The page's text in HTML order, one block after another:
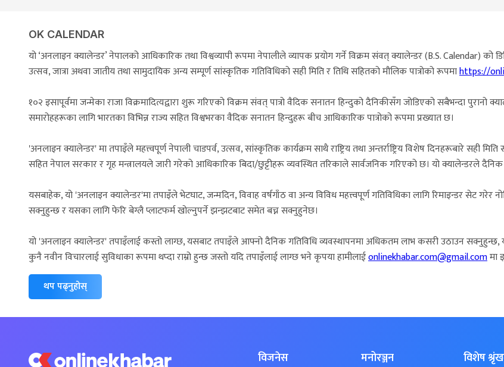
OK CALENDAR
यो ‘अनलाइन क्यालेन्डर’ नेपालको आधिकारिक तथा विश्वव्यापी रूपमा नेपालीले व्यापक प्रयोग गर्ने विक्रम संवत् क्यालेन्डर (B.S. Calendar)
उत्सव, जात्रा अथवा जातीय तथा सामुदायिक अन्य सम्पूर्ण सांस्कृतिक गतिविधिको सही मिति र तिथि सहितको मौलिक पात्रोको रूपमाhttps://
१०२ इसापूर्वमा जन्मेका राजा विक्रमादित्यद्वारा शुरू गरिएको विक्रम संवत् पात्रो वैदिक सनातन हिन्दुको दैनिकीसँग जोडिएको सबैभन्दा पुरानो
समारोहहरूका लागि भारतका विभिन्न राज्य सहित विश्वभरका वैदिक सनातन हिन्दुहरू बीच आधिकारिक पात्रोको रूपमा प्रख्यात छ।
'अनलाइन क्यालेन्डर' मा तपाइँले महत्त्वपूर्ण नेपाली चाडपर्व, उत्सव, सांस्कृतिक कार्यक्रम साथै राष्ट्रिय तथा अन्तर्राष्ट्रिय विशेष दिनहरूबारे सही
सहित नेपाल सरकार र गृह मन्त्रालयले जारी गरेको आधिकारिक बिदा/छुट्टीहरू व्यवस्थित तरिकाले सार्वजनिक गरिएको छ। यो क्यालेन्डरले दैनिक
यसबाहेक, यो 'अनलाइन क्यालेन्डर'मा तपाइँले भेटघाट, जन्मदिन, विवाह वर्षगाँठ वा अन्य विविध महत्त्वपूर्ण गतिविधिका लागि रिमाइन्डर सेट गरेर
सक्नुहुन्छ र यसका लागि फेरि बेग्लै प्लाटफर्म खोल्नुपर्ने झन्झटबाट समेत बच्न सक्नुहुनेछ।
यो 'अनलाइन क्यालेन्डर' तपाइँलाई कस्तो लाग्छ, यसबाट तपाइँले आफ्नो दैनिक गतिविधि व्यवस्थापनमा अधिकतम लाभ कसरी उठाउन सक्नुहुन्छ,
कुनै नवीन विचारलाई सुविधाका रूपमा थप्दा राम्रो हुन्छ जस्तो यदि तपाइँलाई लाग्छ भने कृपया हामीलाईonlinekhabar.com@gmail.comमा
थप पढ्नुहोस्
विजनेस मनोरञ्जन विशेष